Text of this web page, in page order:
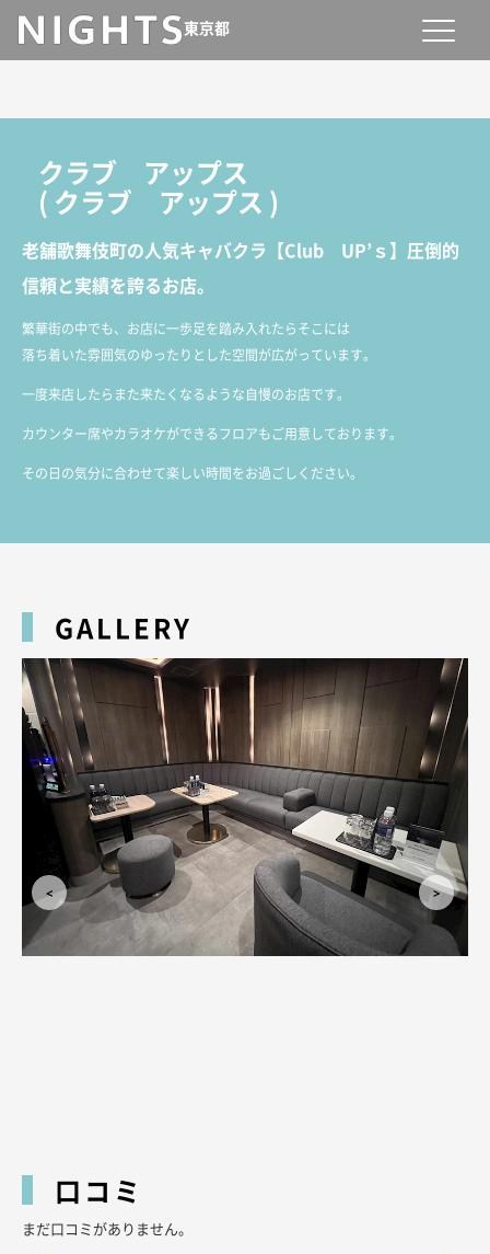
東京都
クラブ アップス
( クラブ アップス )
老舗歌舞伎町の人気キャバクラ【Club UP’ｓ】圧倒的
信頼と実績を誇るお店。
繁華街の中でも、お店に一歩足を踏み入れたらそこには
落ち着いた雰囲気のゆったりとした空間が広がっています。
一度来店したらまた来たくなるような自慢のお店です。
カウンター席やカラオケができるフロアもご用意しております。
その日の気分に合わせて楽しい時間をお過ごしください。
GALLERY
口コミ
まだ口コミがありません。